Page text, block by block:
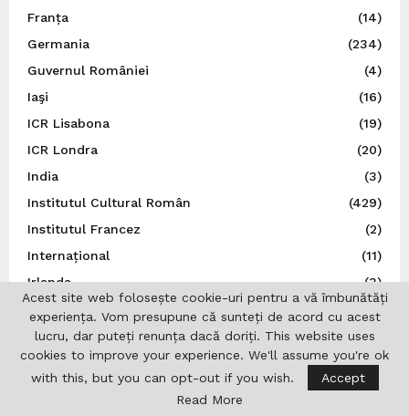
Franța
(14)
Germania
(234)
Guvernul României
(4)
Iaşi
(16)
ICR Lisabona
(19)
ICR Londra
(20)
India
(3)
Institutul Cultural Român
(429)
Institutul Francez
(2)
Internațional
(11)
Irlanda
(3)
Istorie
(43)
Italia
(79)
(14)
Acest site web folosește cookie-uri pentru a vă îmbunătăți
experiența. Vom presupune că sunteți de acord cu acest
lucru, dar puteți renunța dacă doriți. This website uses
cookies to improve your experience. We'll assume you're ok
with this, but you can opt-out if you wish.
Accept
Read More